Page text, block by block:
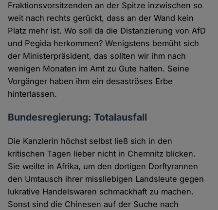
Fraktionsvorsitzenden an der Spitze inzwischen so
weit nach rechts gerückt, dass an der Wand kein
Platz mehr ist. Wo soll da die Distanzierung von AfD
und Pegida herkommen? Wenigstens bemüht sich
der Ministerpräsident, das sollten wir ihm nach
wenigen Monaten im Amt zu Gute halten. Seine
Vorgänger haben ihm ein desaströses Erbe
hinterlassen.
Bundesregierung: Totalausfall
Die Kanzlerin höchst selbst ließ sich in den
kritischen Tagen lieber nicht in Chemnitz blicken.
Sie weilte in Afrika, um den dortigen Dorftyrannen
den Umtausch ihrer missliebigen Landsleute gegen
lukrative Handelswaren schmackhaft zu machen.
Sonst sind die Chinesen auf der Suche nach